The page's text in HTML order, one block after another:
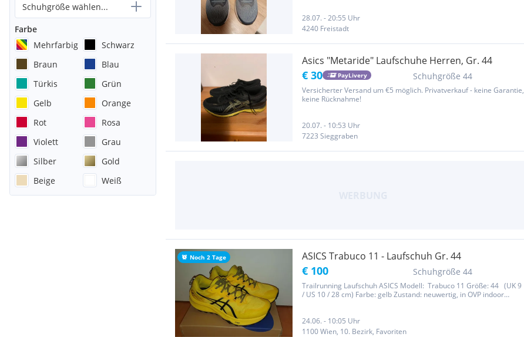
Schuhgröße wählen...
Farbe
Mehrfarbig
Schwarz
Braun
Blau
Türkis
Grün
Gelb
Orange
Rot
Rosa
Violett
Grau
Silber
Gold
Beige
Weiß
28.07. - 20:55 Uhr
4240 Freistadt
Asics "Metaride" Laufschuhe Herren, Gr. 44
€ 30 PayLivery Schuhgröße 44
Versicherter Versand um €5 möglich. Privatverkauf - keine Garantie,
keine Rücknahme!
20.07. - 10:53 Uhr
7223 Sieggraben
Noch 2 Tage ASICS Trabuco 11 - Laufschuh Gr. 44
€ 100 Schuhgröße 44
Trailrunning Laufschuh ASICS Modell: Trabuco 11 Größe: 44 (UK 9
/ US 10 / 28 cm) Farbe: gelb Zustand: neuwertig, in OVP indoor
24.06. - 10:05 Uhr
1100 Wien, 10. Bezirk, Favoriten